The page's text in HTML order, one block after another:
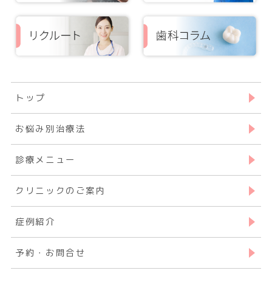
トップ
お悩み別治療法
診療メニュー
クリニックのご案内
症例紹介
予約・お問合せ